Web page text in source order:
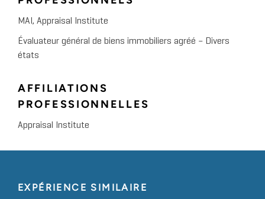
MAI, Appraisal Institute
Évaluateur général de biens immobiliers agréé – Divers
états
AFFILIATIONS
PROFESSIONNELLES
Appraisal Institute
EXPÉRIENCE SIMILAIRE